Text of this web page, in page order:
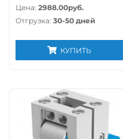
Цена: 2988.00руб.
Отгрузка: 30-50 дней
КУПИТЬ